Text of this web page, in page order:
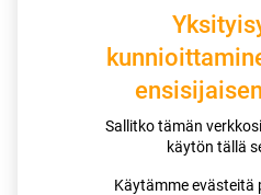
Sallitko tämän
käytön tällä
Käytämme evästeitä